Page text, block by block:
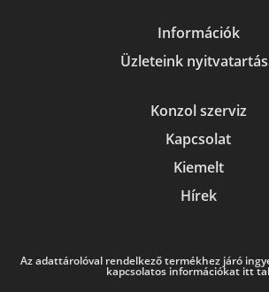
Információk
Üzleteink
Konzol szerviz
Kapcsolat
Kiemelt
Hírek
Az adattárolóval rendelkező termékhez járó
kapcsolatos információkat itt